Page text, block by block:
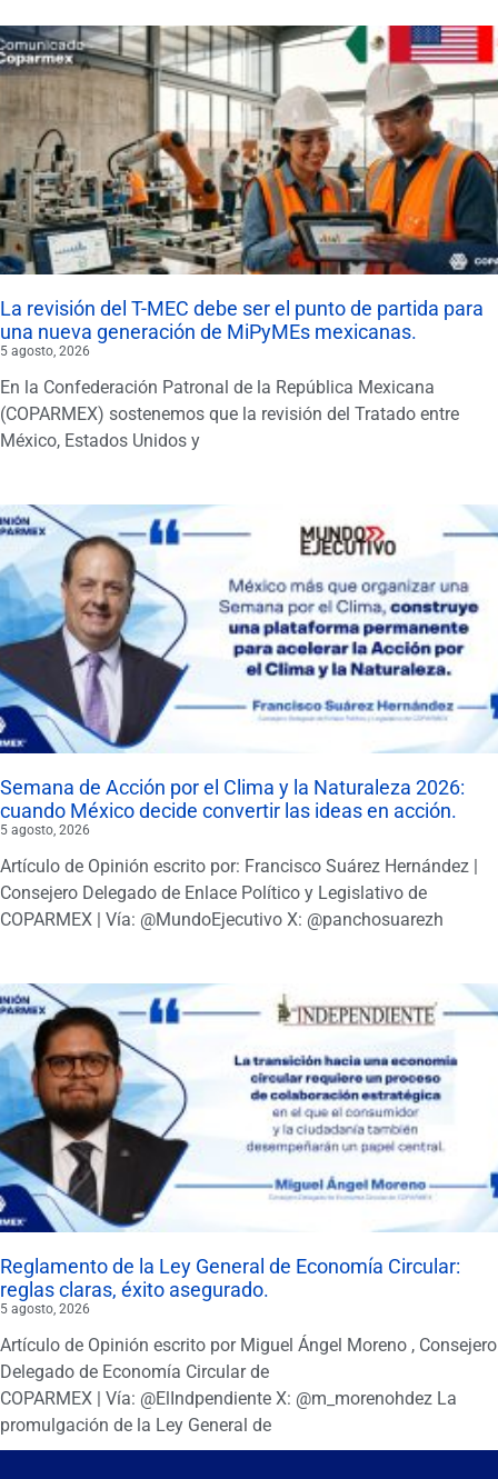
La revisión del T-MEC debe ser el punto de partida para
una nueva generación de MiPyMEs mexicanas.
5 agosto, 2026
En la Confederación Patronal de la República Mexicana
(COPARMEX) sostenemos que la revisión del Tratado entre
México, Estados Unidos y
Semana de Acción por el Clima y la Naturaleza 2026:
cuando México decide convertir las ideas en acción.
5 agosto, 2026
Artículo de Opinión escrito por: Francisco Suárez Hernández |
Consejero Delegado de Enlace Político y Legislativo de
COPARMEX | Vía: @MundoEjecutivo X: @panchosuarezh
Reglamento de la Ley General de Economía Circular:
reglas claras, éxito asegurado.
5 agosto, 2026
Artículo de Opinión escrito por Miguel Ángel Moreno , Consejero
Delegado de Economía Circular de
COPARMEX | Vía: @ElIndpendiente X: @m_morenohdez La
promulgación de la Ley General de